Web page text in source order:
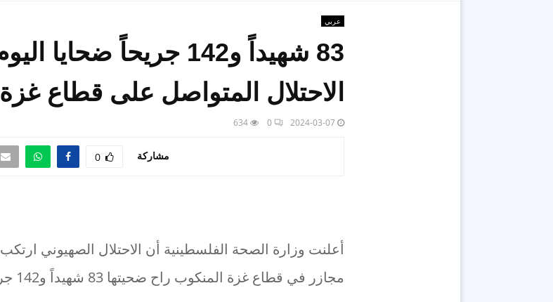
عربي
الاحتلال المتواصل على قطاع غزة
2024-03-07
0
634
مشاركة 0
مجازر في قطاع غزة المنكوب راح ضحيتها 83 شهيداً و142 جريحاً.